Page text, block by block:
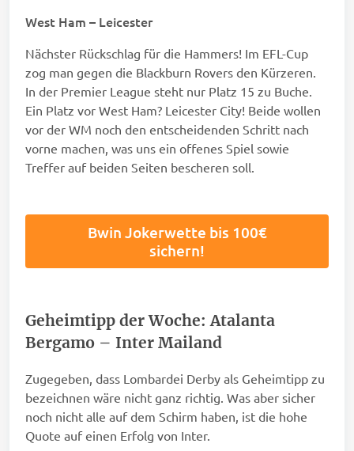
West Ham – Leicester
Nächster Rückschlag für die Hammers! Im EFL-Cup
zog man gegen die Blackburn Rovers den Kürzeren.
In der Premier League steht nur Platz 15 zu Buche.
Ein Platz vor West Ham? Leicester City! Beide wollen
vor der WM noch den entscheidenden Schritt nach
vorne machen, was uns ein offenes Spiel sowie
Treffer auf beiden Seiten bescheren soll.
Bwin Jokerwette bis 100€
sichern!
Geheimtipp der Woche: Atalanta
Bergamo – Inter Mailand
Zugegeben, dass Lombardei Derby als Geheimtipp zu
bezeichnen wäre nicht ganz richtig. Was aber sicher
noch nicht alle auf dem Schirm haben, ist die hohe
Quote auf einen Erfolg von Inter.